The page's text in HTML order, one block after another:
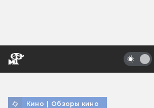
Кино | Обзоры кино